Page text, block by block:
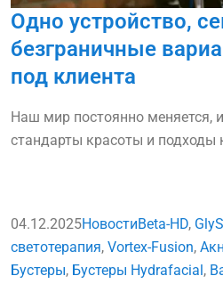
Одно устройство,
безграничные
под клиента
Наш мир постоянно меняется,
стандарты красоты и подходы
04.12.2025НовостиBeta-HD,
светотерапия, Vortex-Fusion,
Бустеры, Бустеры Hydrafacial ,